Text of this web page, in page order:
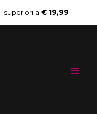
superiori a € 19,99